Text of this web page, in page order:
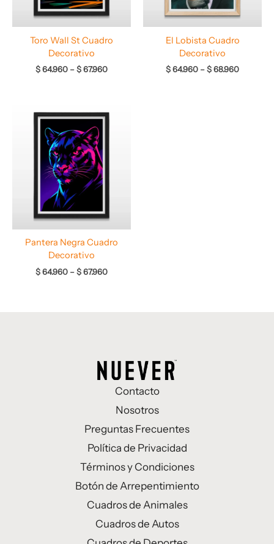
Toro Wall St Cuadro
Decorativo
$64.960 –$67.960
El Lobista Cuadro
Decorativo
$64.960 –$68.960
Pantera Negra Cuadro
Decorativo
$64.960 –$67.960
de
Contacto
Nosotros
Preguntas Frecuentes
Política de Privacidad
Términos y Condiciones
Botón de Arrepentimiento
Cuadros de Animales
Cuadros de Autos